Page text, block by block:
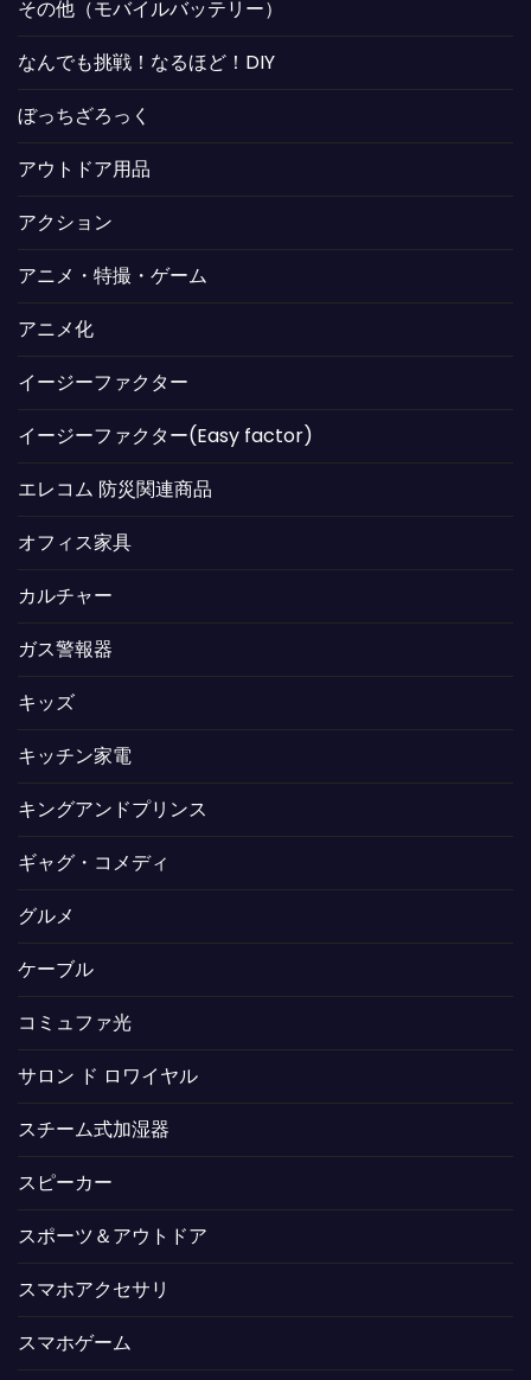
その他（モバイルバッテリー）
なんでも挑戦！なるほど！DIY
ぼっちざろっく
アウトドア用品
アクション
アニメ・特撮・ゲーム
アニメ化
イージーファクター
イージーファクター(Easy factor)
エレコム 防災関連商品
オフィス家具
カルチャー
ガス警報器
キッズ
キッチン家電
キングアンドプリンス
ギャグ・コメディ
グルメ
ケーブル
コミュファ光
サロン ド ロワイヤル
スチーム式加湿器
スピーカー
スポーツ＆アウトドア
スマホアクセサリ
スマホゲーム